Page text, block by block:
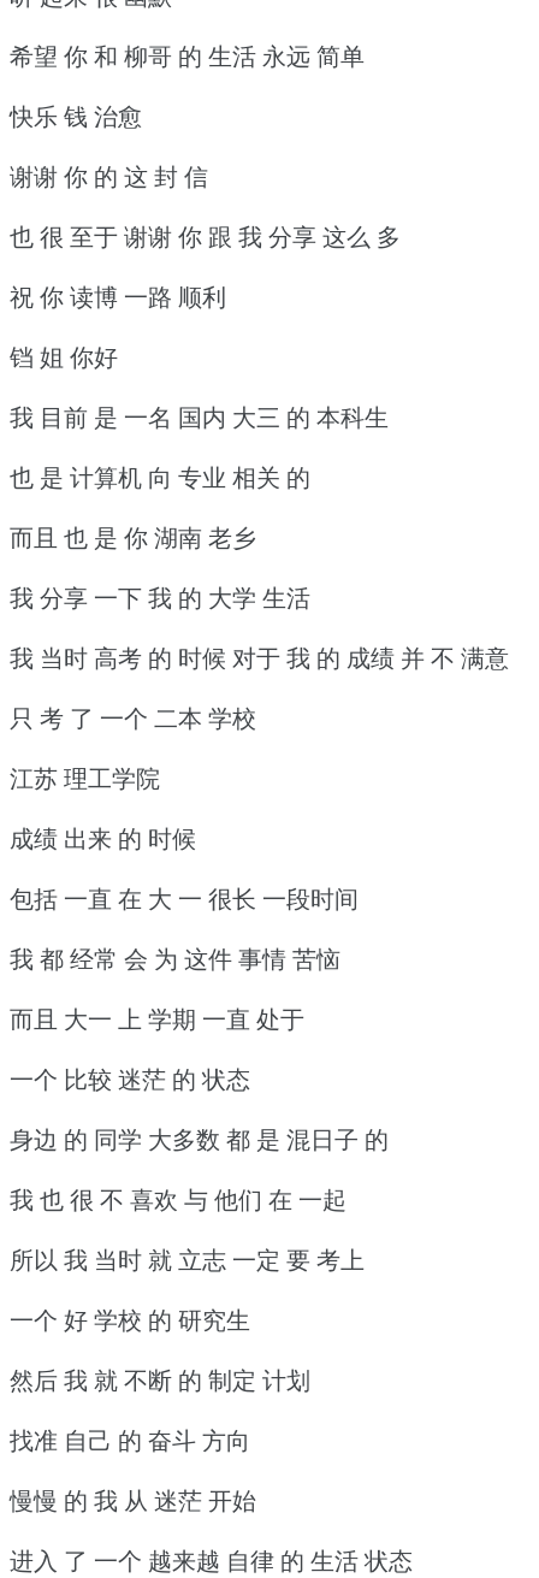
希望 你 和 柳哥 的 生活 永远 简单
快乐 钱 治愈
谢谢 你 的 这 封 信
也 很 至于 谢谢 你 跟 我 分享 这么 多
祝 你 读博 一路 顺利
铛 姐 你好
我 目前 是 一名 国内 大三 的 本科生
也 是 计算机 向 专业 相关 的
而且 也 是 你 湖南 老乡
我 分享 一下 我 的 大学 生活
我 当时 高考 的 时候 对于 我 的 成绩 并 不 满意
只 考 了 一个 二本 学校
江苏 理工学院
成绩 出来 的 时候
包括 一直 在 大 一 很长 一段时间
我 都 经常 会 为 这件 事情 苦恼
而且 大一 上 学期 一直 处于
一个 比较 迷茫 的 状态
身边 的 同学 大多数 都 是 混日子 的
我 也 很 不 喜欢 与 他们 在 一起
所以 我 当时 就 立志 一定 要 考上
一个 好 学校 的 研究生
然后 我 就 不断 的 制定 计划
找准 自己 的 奋斗 方向
慢慢 的 我 从 迷茫 开始
进入 了 一个 越来越 自律 的 生活 状态